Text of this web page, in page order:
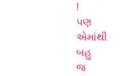
!
પણ
એમાંથી
બહુ
જ